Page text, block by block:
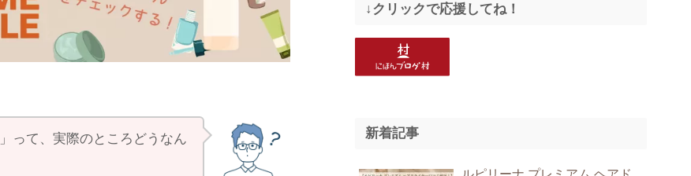
」って、実際のところどうなん
↓クリックで応援してね！
新着記事